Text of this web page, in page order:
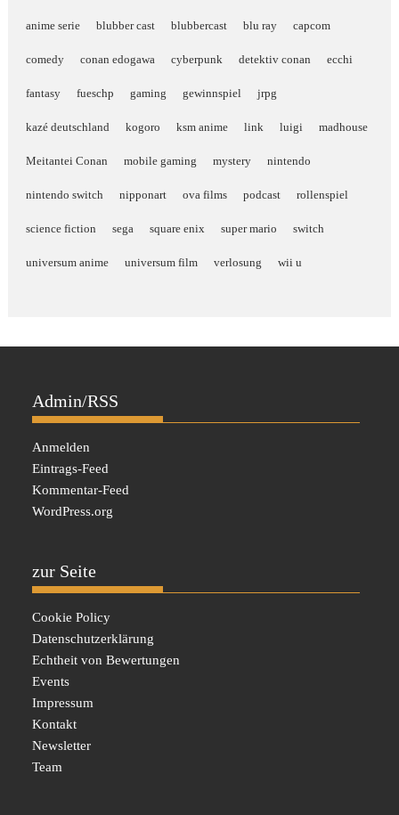
anime serie blubber cast blubbercast blu ray capcom
comedy conan edogawa cyberpunk detektiv conan ecchi
fantasy fueschp gaming gewinnspiel jrpg
kazé deutschland kogoro ksm anime link luigi madhouse
Meitantei Conan mobile gaming mystery nintendo
nintendo switch nipponart ova films podcast rollenspiel
science fiction sega square enix super mario switch
universum anime universum film verlosung wii u
Admin/RSS
Anmelden
Eintrags-Feed
Kommentar-Feed
WordPress.org
zur Seite
Cookie Policy
Datenschutzerklärung
Echtheit von Bewertungen
Events
Impressum
Kontakt
Newsletter
Team